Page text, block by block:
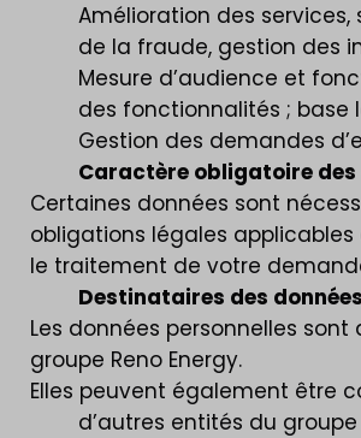
Amélioration des
de la fraude, gestion des
Mesure d’audience et
des fonctionnalités ; base
Gestion des demandes
Caractère obligatoire des
Certaines données sont
obligations légales
le traitement de votre
Destinataires des données
Les données personnelles
groupe Reno Energy.
Elles peuvent également être
d’autres entités du